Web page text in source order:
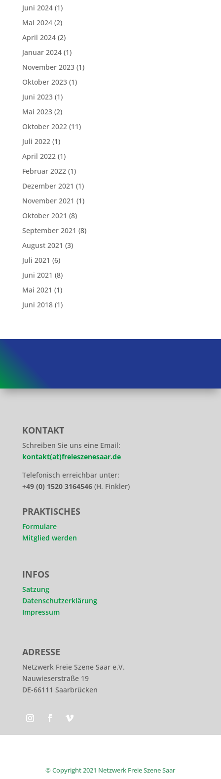
Juni 2024(1)
Mai 2024(2)
April 2024(2)
Januar 2024(1)
November 2023(1)
Oktober 2023(1)
Juni 2023(1)
Mai 2023(2)
Oktober 2022(11)
Juli 2022(1)
April 2022(1)
Februar 2022(1)
Dezember 2021 (1)
November 2021 (1)
Oktober 2021 (8)
September 2021 (8)
August 2021 (3)
Juli 2021 (6)
Juni 2021 (8)
Mai 2021 (1)
Juni 2018(1)
KONTAKT
Schreiben Sie uns eine Email:
kontakt(at)freieszenesaar.de
Telefonisch erreichbar unter:
+49 (0) 1520 3164546(H. Finkler)
PRAKTISCHES
Formulare
Mitglied werden
INFOS
Satzung
Datenschutzerklärung
Impressum
ADRESSE
Netzwerk Freie Szene Saar e.V.
Nauwieserstraße 19
DE-66111 Saarbrücken
© Copyright 2021 Netzwerk Freie Szene Saar